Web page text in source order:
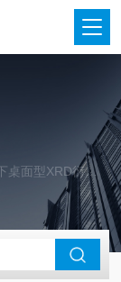
XRD衍射仪的工作原理吧